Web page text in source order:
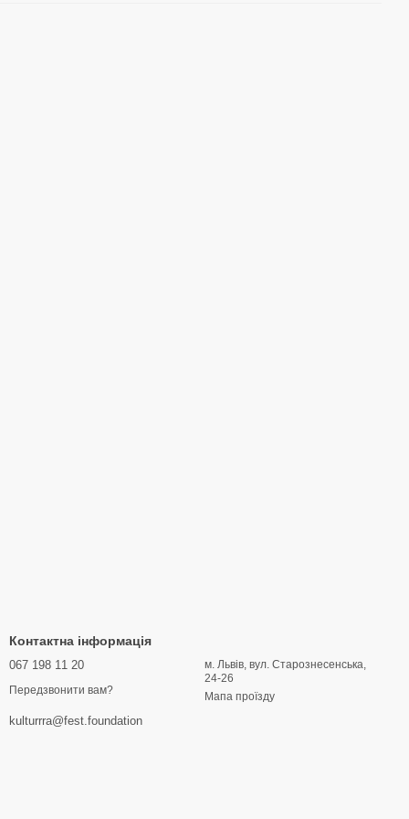
Контактна інформація
067 198 11 20
Передзвонити вам?
kulturrra@fest.foundation
м. Львів, вул. Старознесенська,
24-26
Мапа проїзду